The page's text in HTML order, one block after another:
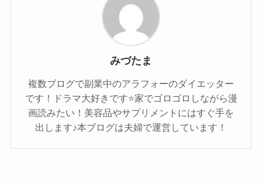
みづたま
複数ブログで副業中のアラフォーのダイエッター
です！ドラマ大好きです⭐家でゴロゴロしながら漫
画読みたい！美容品やサプリメントにはすぐ手を
出します♪本ブログは夫婦で運営しています！